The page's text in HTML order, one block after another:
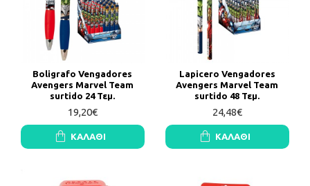
Boligrafo Vengadores
Avengers Marvel Team
surtido 24 Τεμ.
19,20€
ΚΑΛΆΘΙ
Lapicero Vengadores
Avengers Marvel Team
surtido 48 Τεμ.
24,48€
ΚΑΛΆΘΙ